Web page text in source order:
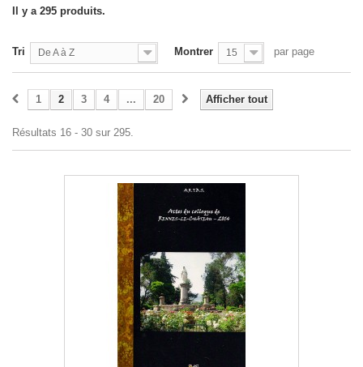
Il y a 295 produits.
Tri De A à Z Montrer 15 par page
Afficher tout
1 2 3 4 ... 20
Résultats 16 - 30 sur 295.